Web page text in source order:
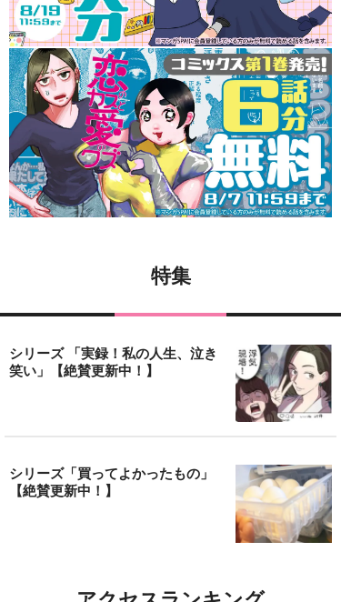
特集
シリーズ 「実録！私の人生、泣き
笑い」【絶賛更新中！】
シリーズ「買ってよかったもの」
【絶賛更新中！】